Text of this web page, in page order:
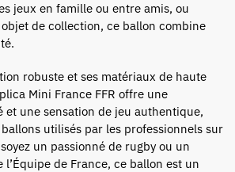
jeux en famille ou entre amis, ou
de collection, ce ballon combine
robuste et ses matériaux de haute
Mini France FFR offre une
une sensation de jeu authentique,
utilisés par les professionnels sur
un passionné de rugby ou un
de France, ce ballon est un